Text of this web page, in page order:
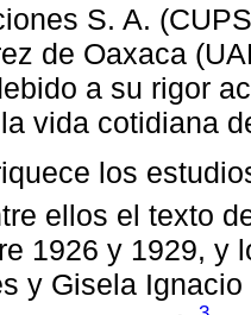
S. A.
de Oaxaca
a su rigor
vida cotidiana
los
ellos el texto
1926 y 1929, y
y Gisela